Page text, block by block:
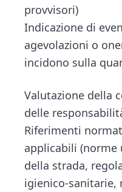
provvisori)
Indicazione di
agevolazioni o
incidono sulla
Valutazione della
delle
Riferimenti
applicabili (norme
della strada,
igienico-sanitarie,